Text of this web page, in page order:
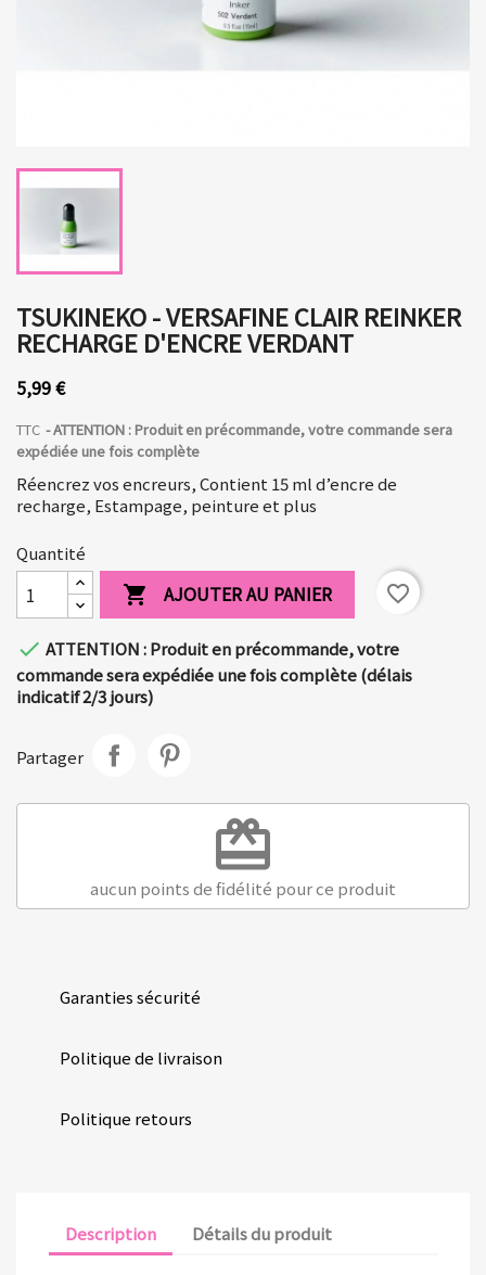
TSUKINEKO - VERSAFINE CLAIR REINKER
RECHARGE D'ENCRE VERDANT
5,99 €
TTC
ATTENTION : Produit en précommande, votre commande sera
expédiée une fois complète
Réencrez vos encreurs, Contient 15 ml d’encre de
recharge, Estampage, peinture et plus
Quantité
 AJOUTER AU PANIER favorite_border
 ATTENTION : Produit en précommande, votre
commande sera expédiée une fois complète (délais
indicatif 2/3 jours)
Partager
redeem
aucun points de fidélité pour ce produit
Garanties sécurité
Politique de livraison
Politique retours
Description Détails du produit